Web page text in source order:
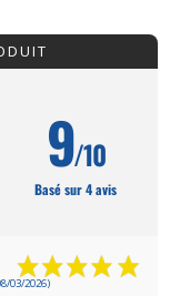
9/10
Basé sur 4 avis
03/2026)